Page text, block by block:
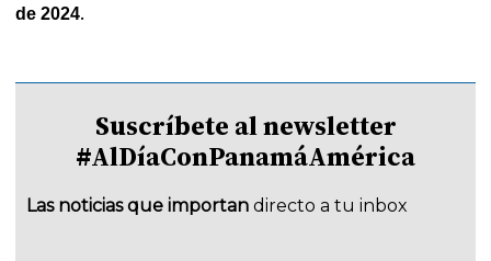
de 2024.
Suscríbete al newsletter
#AlDíaConPanamáAmérica
Las noticias que importan directo a tu inbox